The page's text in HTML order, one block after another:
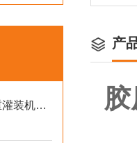
1-10斤桶装粉末电子智能称重灌装机介绍
产